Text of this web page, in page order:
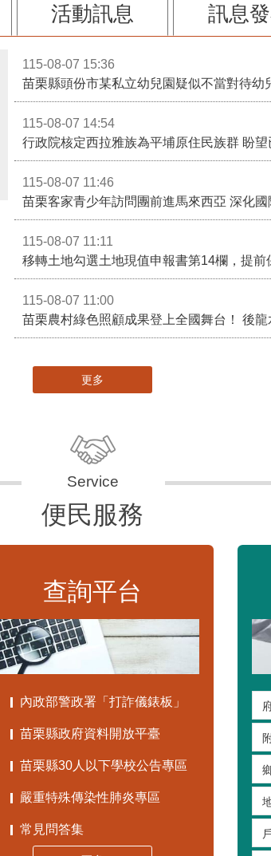
活動訊息 訊息
115-08-07 15:36
苗栗縣頭份市某私立幼兒園疑似不當對待幼
115-08-07 14:54
115-08-07 11:46
苗栗客家青少年訪問團前進馬來西亞 深化
115-08-07 11:11
移轉土地勾選土地現值申報書第14欄，提前
115-08-07 11:00
更多
便民服務
查詢平台
內政部警政署「打詐儀錶板」
苗栗縣政府資料開放平臺
苗栗縣30人以下學校公告專區
嚴重特殊傳染性肺炎專區
常見問答集